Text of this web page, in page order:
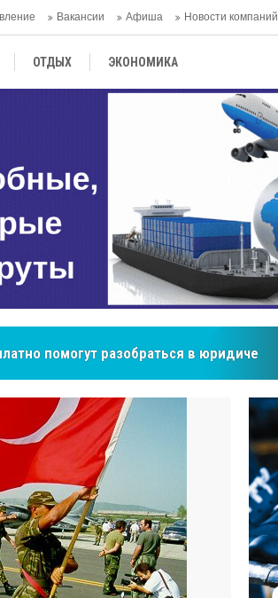
Вакансии Афиша Новости компаний
ОТДЫХ ЭКОНОМИКА
покупателей Центральной Азии